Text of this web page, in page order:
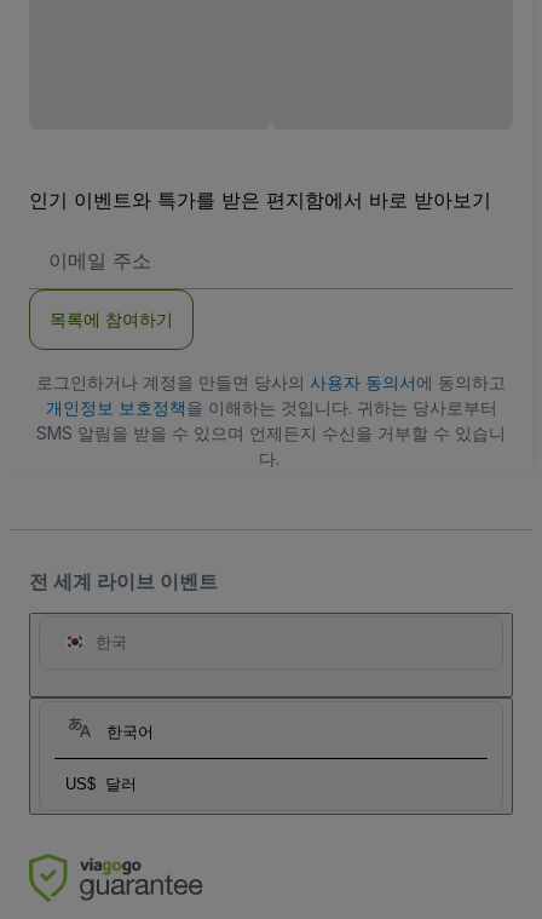
인기 이벤트와 특가를 받은 편지함에서 바로 받아보기
메
소
목록에 참여하기
로그인하거나 계정을 만들면 당사의 사용자 동의서에 동의하고
개인정보 보호정책을 이해하는 것입니다. 귀하는 당사로부터
SMS 알림을 받을 수 있으며 언제든지 수신을 거부할 수 있습니
다.
전 세계 라이브 이벤트
한국
한국어
US$ 달러